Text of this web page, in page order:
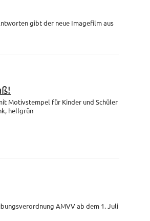
gibt der neue Imagefilm aus
Motivstempel für Kinder und Schüler
hellgrün
AMVV ab dem 1. Juli